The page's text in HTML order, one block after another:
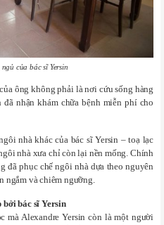
của bác sĩ Yersin
ông không phải là nơi cứu sống hàng
nhận khám chữa bệnh miễn phí cho
nhà khác của bác sĩ Yersin – toạ lạc
nhà xưa chỉ còn lại nền mống. Chính
đã phục chế ngôi nhà dựa theo nguyên
ngắm và chiêm ngưỡng.
bác sĩ Yersin
mà Alexandre Yersin còn là một người